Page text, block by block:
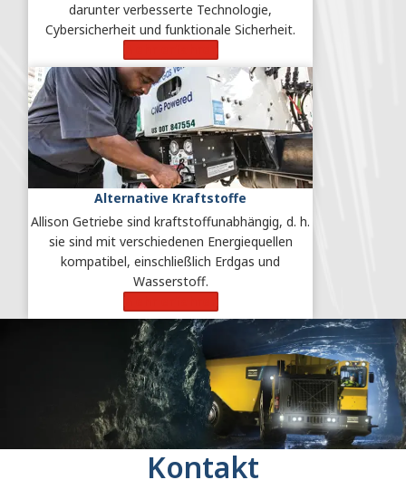
darunter verbesserte Technologie,
Cybersicherheit und funktionale Sicherheit.
Alternative Kraftstoffe
Allison Getriebe sind kraftstoffunabhängig, d. h.
sie sind mit verschiedenen Energiequellen
kompatibel, einschließlich Erdgas und
Wasserstoff.
Kontakt